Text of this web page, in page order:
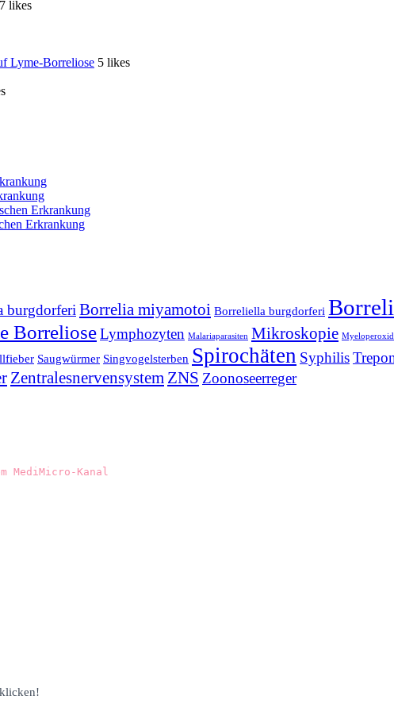
7 likes
Lyme-Borreliose 5 likes
Erkrankung
Erkrankung
burgdorferi Borrelia miyamotoi Borreliella burgdorferi
BorrelioseLymphozyten Malariaparasiten Mikroskopie
Saugwürmer Singvogelsterben Spirochäten Syphilis
Zentralesnervensystem ZNS Zoonoseerreger
MediMicro-Kanal